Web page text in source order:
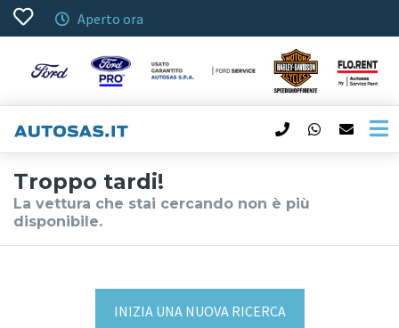
Aperto ora
Troppo tardi!
La vettura che stai cercando non è più
disponibile.
INIZIA UNA NUOVA RICERCA